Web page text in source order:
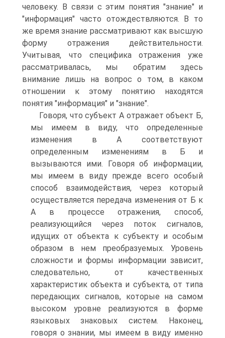
человеку. В связи с этим понятия "знание" и
"информация" часто отождествляются. В то
же время знание рассматривают как высшую
форму отражения действительности.
Учитывая, что специфика отражения уже
рассматривалась, мы обратим здесь
внимание лишь на вопрос о том, в каком
отношении к этому понятию находятся
понятия "информация" и "знание".
Говоря, что субъект А отражает объект Б,
мы имеем в виду, что определенные
изменения в А соответствуют
определенным изменениям в Б и
вызываются ими. Говоря об информации,
мы имеем в виду прежде всего особый
способ взаимодействия, через который
осуществляется передача изменения от Б к
А в процессе отражения, способ,
реализующийся через поток сигналов,
идущих от объекта к субъекту и особым
образом в нем преобразуемых. Уровень
сложности и формы информации зависит,
следовательно, от качественных
характеристик объекта и субъекта, от типа
передающих сигналов, которые на самом
высоком уровне реализуются в форме
языковых знаковых систем. Наконец,
говоря о знании, мы имеем в виду именно